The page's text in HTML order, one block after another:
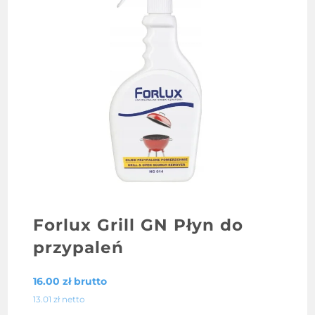
Forlux Grill GN Płyn do
przypaleń
16.00złbrutto
13.01zł netto